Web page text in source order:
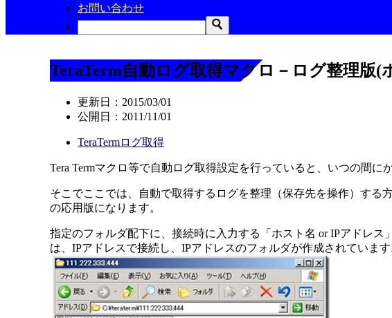
お問い合わせ
TeraTerm自動ログ取得マクロ－ログ整理版(
更新日： 2015/03/01
公開日： 2011/11/01
TeraTermログ取得
Tera Termマクロ等で自動ログ取得設定を行っていると、いつの間
そこでここでは、自動で取得するログを整理（保存先を操作）する
の応用版になります。
指定のフォルダ配下に、接続時に入力する「ホスト名 or IPアドレ
は、IPアドレスで接続し、IPアドレスのフォルダが作成されています